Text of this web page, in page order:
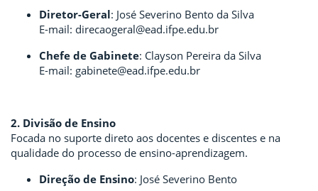
Diretor-Geral: José Severino Bento da Silva
E-mail: direcaogeral@ead.ifpe.edu.br
Chefe de Gabinete: Clayson Pereira da Silva
E-mail: gabinete@ead.ifpe.edu.br
2. Divisão de Ensino
Focada no suporte direto aos docentes e discentes e na
qualidade do processo de ensino-aprendizagem.
Direção de Ensino: José Severino Bento